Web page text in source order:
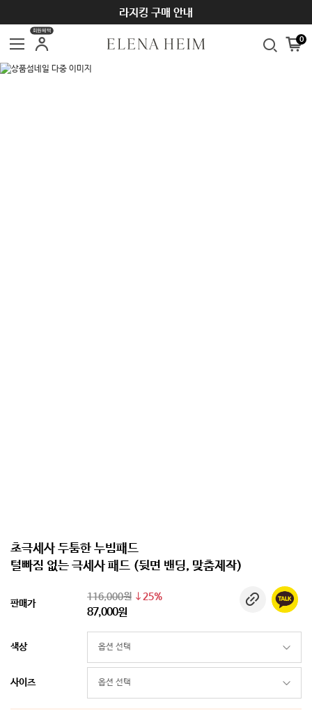
라지킹 구매 안내
회원혜택
0
초극세사 두툼한 누빔패드
털빠짐 없는 극세사 패드 (뒷면 밴딩, 맞춤제작)
판매가
116,000원 25%
87,000원
색상
사이즈